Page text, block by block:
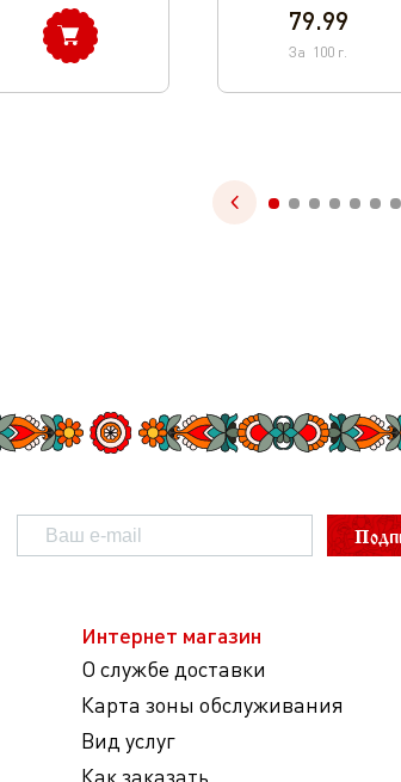
79.99
За 100 г.
Интернет магазин
О службе доставки
Карта зоны обслуживания
Вид услуг
Как заказать